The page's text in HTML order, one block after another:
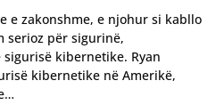
e zakonshme, e njohur si kabllo
serioz për sigurinë,
kibernetike. Ryan
kibernetike në Amerikë,